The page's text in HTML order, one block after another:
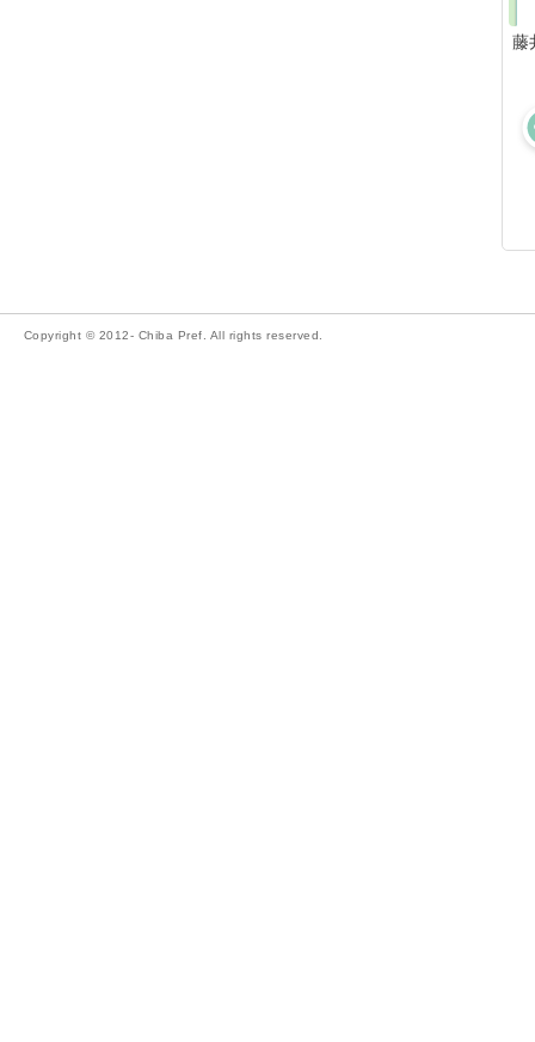
藤
Copyright © 2012- Chiba Pref. All rights reserved.